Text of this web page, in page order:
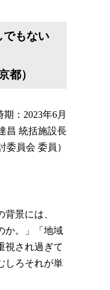
でもない
都）
期：2023年6月
昌 統括施設長
員会 委員）
景には、
か。」「地域
視され過ぎて
しろそれが単